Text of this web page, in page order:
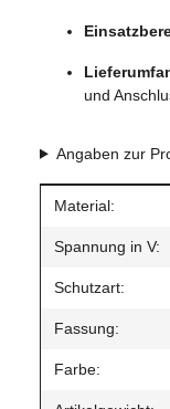
und
Angaben zur
Wert
Material:
Spannung in V:
Schutzart:
Fassung:
Farbe: